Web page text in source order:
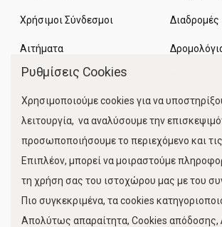
Χρήσιμοι Σύνδεσμοι
Αιτήματα
Διαδρομές
Κίνηση
Ρυθμίσεις Cookies
Χρησιμοποιούμε cookies για να
λειτουργία, να αναλύσουμε την
προσωποποιήσουμε το περιεχόμενο και τις
Επιπλέον, μπορεί να μοιραστούμε
τη χρήση σας του ιστοχώρου μας με του
Πιο συγκεκριμένα, τα cookies
Απολύτως απαραίτητα, Cookies απόδοσης,